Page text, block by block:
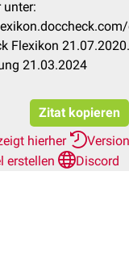
Flexikon
21.03.2024
Zitat kopieren
hierher
erstellen
Discord